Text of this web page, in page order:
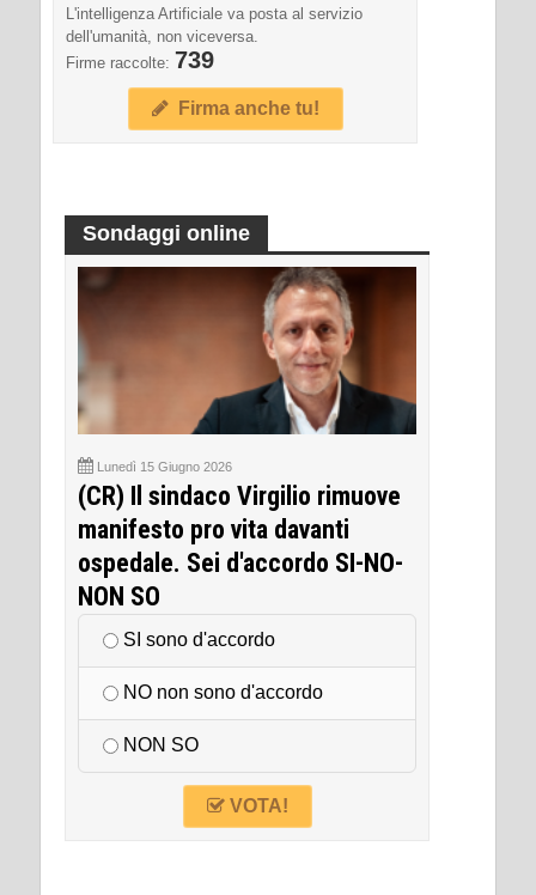
L'intelligenza Artificiale va posta al servizio
dell'umanità, non viceversa.
Firme raccolte: 739
Firma anche tu!
Sondaggi online
Lunedì 15 Giugno 2026
(CR) Il sindaco Virgilio rimuove
manifesto pro vita davanti
ospedale. Sei d'accordo SI-NO-
NON SO
SI sono d'accordo
NO non sono d'accordo
NON SO
VOTA!